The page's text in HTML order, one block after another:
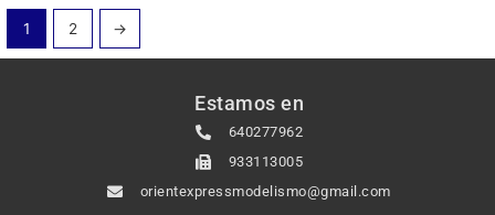
1 2 →
Estamos en
640277962
933113005
orientexpressmodelismo@gmail.com